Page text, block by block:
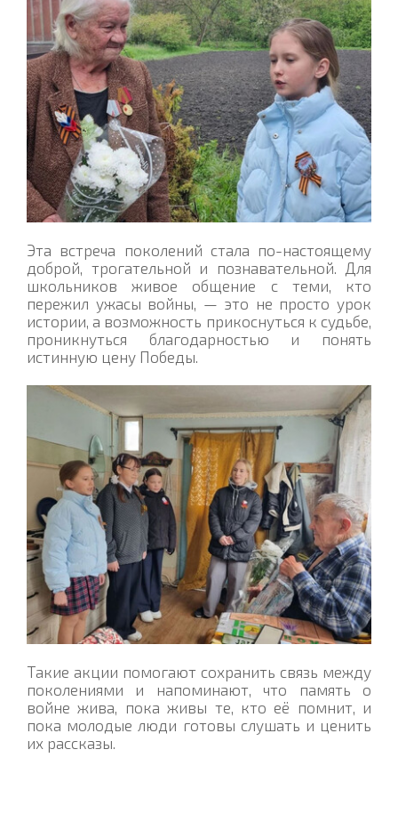
Эта встреча поколений стала по-настоящему
доброй, трогательной и познавательной. Для
школьников живое общение с теми, кто
пережил ужасы войны, — это не просто урок
истории, а возможность прикоснуться к судьбе,
проникнуться благодарностью и понять
истинную цену Победы.
Такие акции помогают сохранить связь между
поколениями и напоминают, что память о
войне жива, пока живы те, кто её помнит, и
пока молодые люди готовы слушать и ценить
их рассказы.